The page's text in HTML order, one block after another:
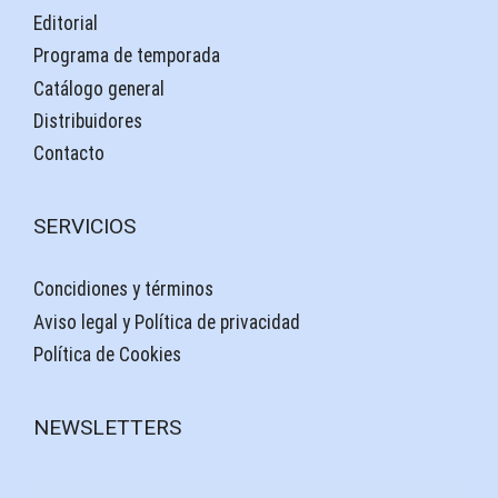
Editorial
Programa de temporada
Catálogo general
Distribuidores
Contacto
SERVICIOS
Concidiones y términos
Aviso legal y Política de privacidad
Política de Cookies
NEWSLETTERS